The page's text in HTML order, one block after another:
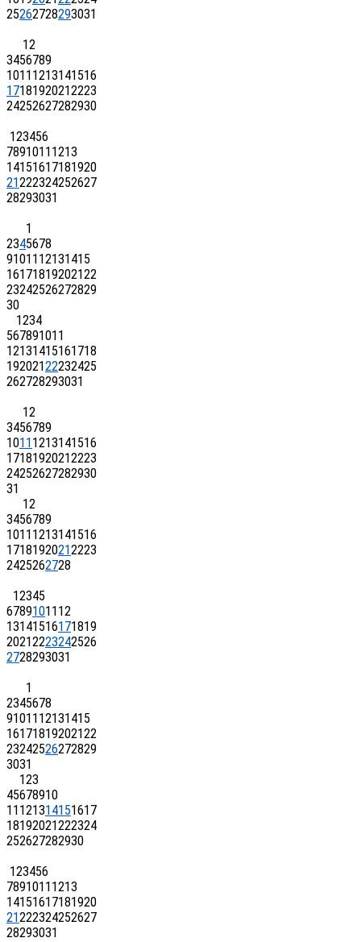
25262728293031
12
3456789
10111213141516
17181920212223
24252627282930
123456
78910111213
14151617181920
21222324252627
28293031
1
2345678
9101112131415
16171819202122
23242526272829
30
1234
567891011
12131415161718
19202122232425
262728293031
12
3456789
10111213141516
17181920212223
24252627282930
31
12
3456789
10111213141516
17181920212223
2425262728
12345
6789101112
13141516171819
20212223242526
2728293031
1
2345678
9101112131415
16171819202122
23242526272829
3031
123
45678910
11121314151617
18192021222324
252627282930
123456
78910111213
14151617181920
21222324252627
28293031